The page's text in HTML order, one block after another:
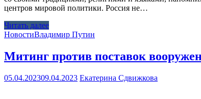
центров мировой политики. Россия не…
Читать далее
НовостиВладимир Путин
Митинг против поставок
05.04.202309.04.2023 Екатерина Сдвижкова